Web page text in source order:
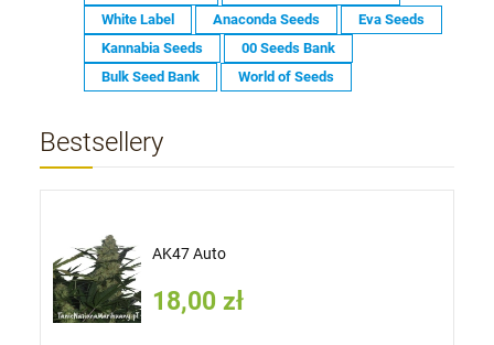
White Label
Anaconda Seeds
Eva Seeds
Kannabia Seeds
00 Seeds Bank
Bulk Seed Bank
World of Seeds
Bestsellery
AK47 Auto
18,00 zł